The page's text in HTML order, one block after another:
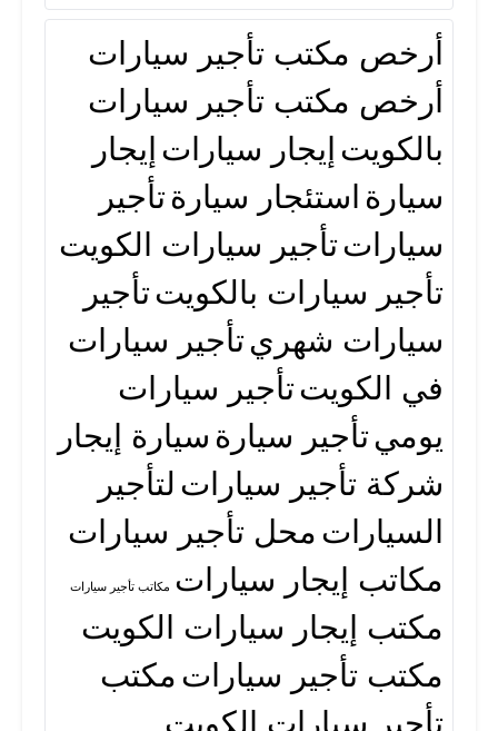
أرخص مكتب تأجير سيارات
أرخص مكتب تأجير سيارات
بالكويتإيجار سياراتإيجار
سيارة استئجار سيارةتأجير
سياراتتأجير سيارات الكويت
تأجير سيارات بالكويتتأجير
سيارات شهريتأجير سيارات
في الكويتتأجير سيارات
يوميتأجير سيارة سيارة إيجار
شركة تأجير سياراتلتأجير
السياراتمحل تأجير سيارات
مكاتب إيجار سيارات مكاتب تأجير سيارات
مكتب إيجار سيارات الكويت
مكتب تأجير سياراتمكتب
تأجير سيارات الكويت